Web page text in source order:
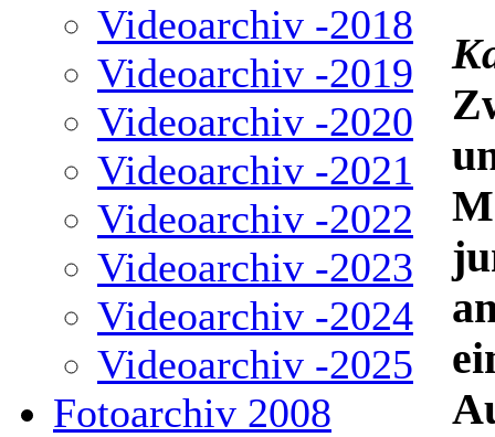
Videoarchiv -2018
Videoarchiv -2019
Videoarchiv -2020
Videoarchiv -2021
Videoarchiv -2022
Videoarchiv -2023
Videoarchiv -2024
Videoarchiv -2025
Fotoarchiv 2008